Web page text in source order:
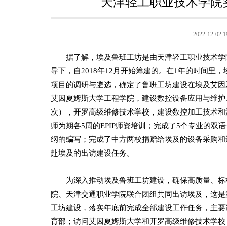
2022-12-02
据了解，埃及鲁班工坊是由天津轻工职业技术学
导下，自2018年12月开始筹建的。在1年的时间里
项目的调研与遴选，确定了鲁班工坊建设在埃及艾
艾因夏姆斯大学工程学院，建设数控设备应用与维
次），开罗高级维修技术学校，建设数控加工技术
师为期各5周的EPIP师资培训；完成了5个专业的双
纲的编写；完成了中方两校捐赠给埃及的设备采购
赴埃及的出访建设任务。
为深入推动埃及鲁班工坊建设，确保高质量、标
院、天津交通职业学院联合团组共同出访埃及，这
工坊建设，落实年底前完成全部建设工作任务，主
育部；访问艾因夏姆斯大学和开罗高级维修技术学